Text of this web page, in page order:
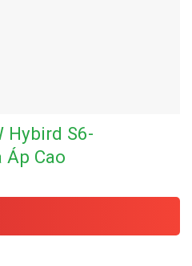
Hybird S6-
Áp Cao